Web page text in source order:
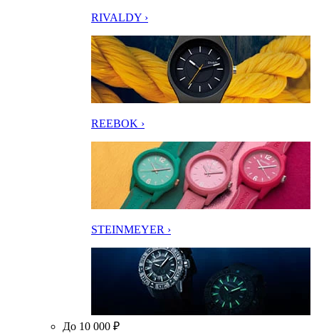
RIVALDY ›
REEBOK ›
STEINMEYER ›
До 10 000 ₽